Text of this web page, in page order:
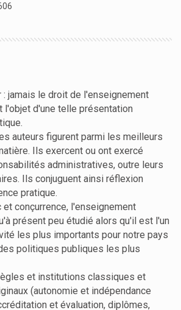
: jamais le droit de l'enseignement
l'objet d'une telle présentation
auteurs figurent parmi les meilleurs
Ils exercent ou ont exercé
administratives, outre leurs
Ils conjuguent ainsi réflexion
pratique.
conçurrence, l'enseignement
présent peu étudié alors qu'il est l'un
les plus importants pour notre pays
politiques publiques les plus
et institutions classiques et
(autonomie et indépendance
et évaluation, diplômes,